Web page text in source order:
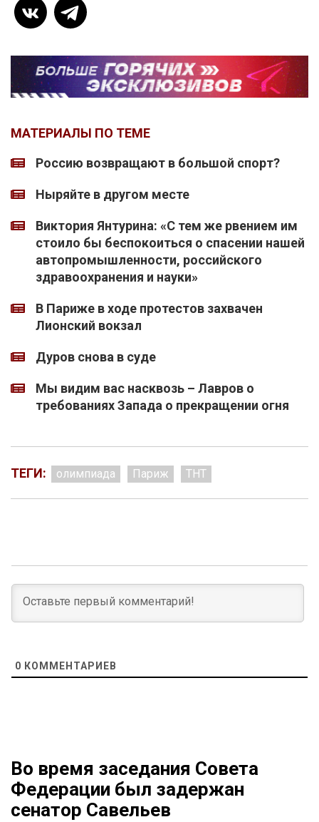
МАТЕРИАЛЫ ПО ТЕМЕ
Россию возвращают в большой спорт?
Ныряйте в другом месте
Виктория Янтурина: «С тем же рвением им
стоило бы беспокоиться о спасении нашей
автопромышленности, российского
здравоохранения и науки»
В Париже в ходе протестов захвачен
Лионский вокзал
Дуров снова в суде
Мы видим вас насквозь – Лавров о
требованиях Запада о прекращении огня
ТЕГИ: олимпиада Париж ТНТ
0 КОММЕНТАРИЕВ
Во время заседания Совета
Федерации был задержан
сенатор Савельев